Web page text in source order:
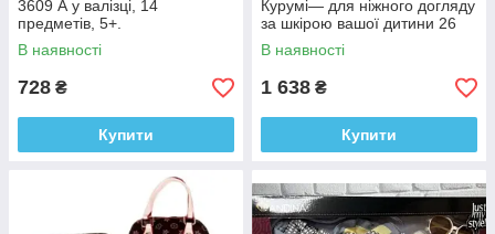
3609 А у валізці, 14
предметів, 5+.
В наявності
728 ₴
Купити
Курумі— для ніжного догляду
за шкірою вашої дитини 26
предметів в косметичці
В наявності
1 638 ₴
Купити